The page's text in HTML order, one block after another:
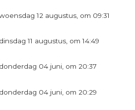
12 augustus, om 09:31
11 augustus, om 14:49
04 juni, om 20:37
04 juni, om 20:29